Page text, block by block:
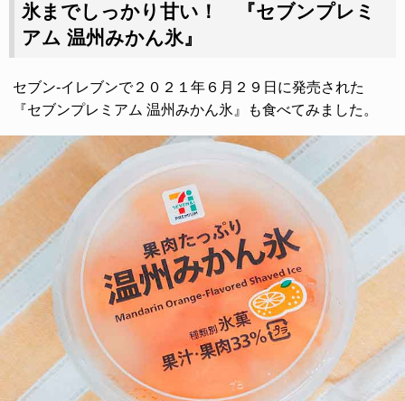
氷までしっかり甘い！ 『セブンプレミ
アム 温州みかん氷』
セブン-イレブンで２０２１年６月２９日に発売された
『セブンプレミアム 温州みかん氷』も食べてみました。